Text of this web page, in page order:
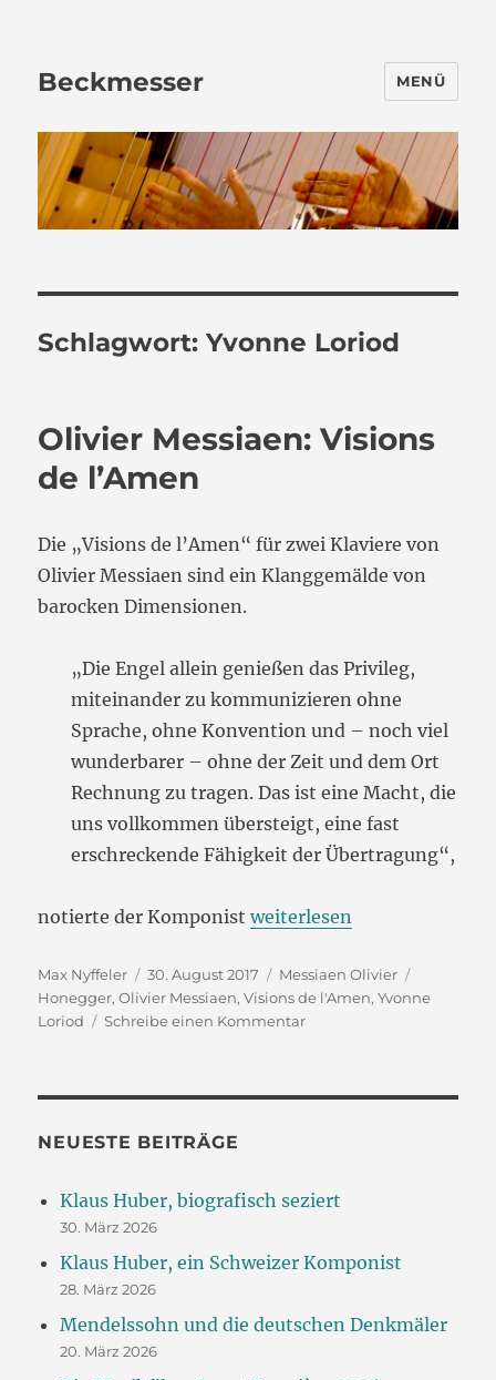
Beckmesser MENÜ
Schlagwort:Yvonne Loriod
Olivier Messiaen: Visions
de l’Amen
Die „Visions de l’Amen“ für zwei Klaviere von
Olivier Messiaen sind ein Klanggemälde von
barocken Dimensionen.
„Die Engel allein genießen das Privileg,
miteinander zu kommunizieren ohne
Sprache, ohne Konvention und – noch viel
wunderbarer – ohne der Zeit und dem Ort
Rechnung zu tragen. Das ist eine Macht, die
uns vollkommen übersteigt, eine fast
erschreckende Fähigkeit der Übertragung“,
notierte der Komponist„Olivier Messiaen: Visions
weiterlesen
Autor
Max Nyffeler
Veröffentlicht
am
30. August 2017 Kategorien
Messiaen Olivier
Honegger,Olivier Messiaen,Visions de l'Amen,Yvonne
Loriod
Schreibe einen Kommentarzu
NEUESTE BEITRÄGE
Klaus Huber, biografisch seziert
30. März 2026
Klaus Huber, ein Schweizer Komponist
28. März 2026
Mendelssohn und die deutschen Denkmäler
20. März 2026